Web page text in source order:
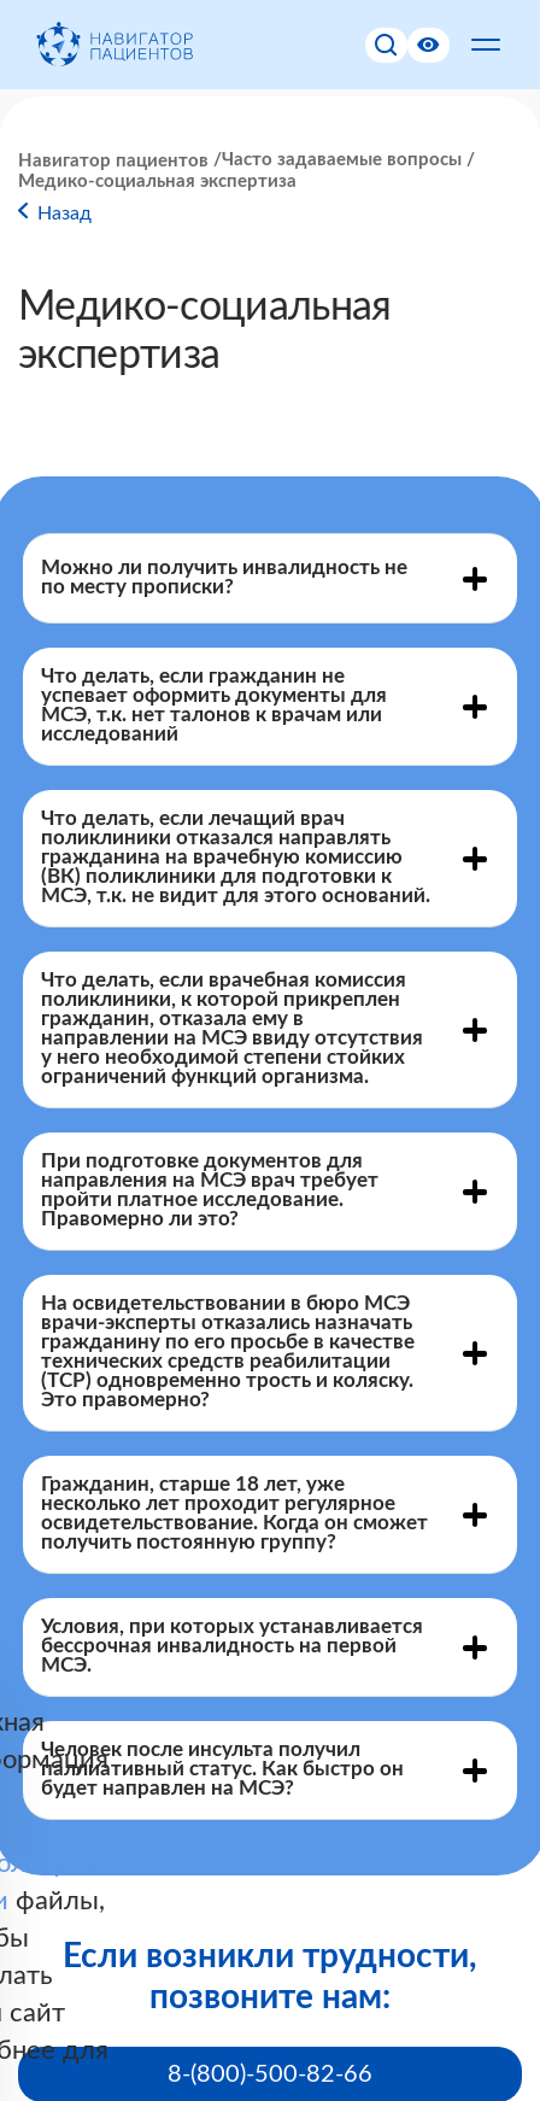
Навигатор пациентов
Часто задаваемые вопросы
Медико-социальная экспертиза
Назад
Медико-социальная
экспертиза
Можно ли получить инвалидность не
по месту прописки?
Что делать, если гражданин не
успевает оформить документы для
МСЭ, т.к. нет талонов к врачам или
исследований
государственных гарантий
Что делать, если лечащий врач
поликлиники отказался направлять
гражданина на врачебную комиссию
(ВК) поликлиники для подготовки к
МСЭ, т.к. не видит для этого оснований.
Что делать, если врачебная комиссия
поликлиники, к которой прикреплен
гражданин, отказала ему в
направлении на МСЭ ввиду отсутствия
у него необходимой степени стойких
ограничений функций организма.
При подготовке документов для
направления на МСЭ врач требует
пройти платное исследование.
Правомерно ли это?
На освидетельствовании в бюро МСЭ
врачи-эксперты отказались назначать
гражданину по его просьбе в качестве
технических средств реабилитации
(ТСР) одновременно трость и коляску.
Это правомерно?
Гражданин, старше 18 лет, уже
несколько лет проходит регулярное
освидетельствование. Когда он сможет
получить постоянную группу?
не позднее 4-х лет
Условия, при которых устанавливается
бессрочная инвалидность на первой
МСЭ.
пунктами 14 и (или) 15
Правилам
Человек после инсульта получил
паллиативный статус. Как быстро он
будет направлен на МСЭ?
Если возникли трудности,
позвоните нам:
8-(800)-500-82-66
файлы,
для